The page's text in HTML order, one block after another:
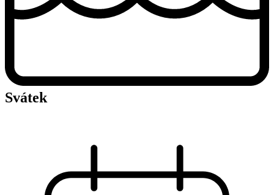
Svátek